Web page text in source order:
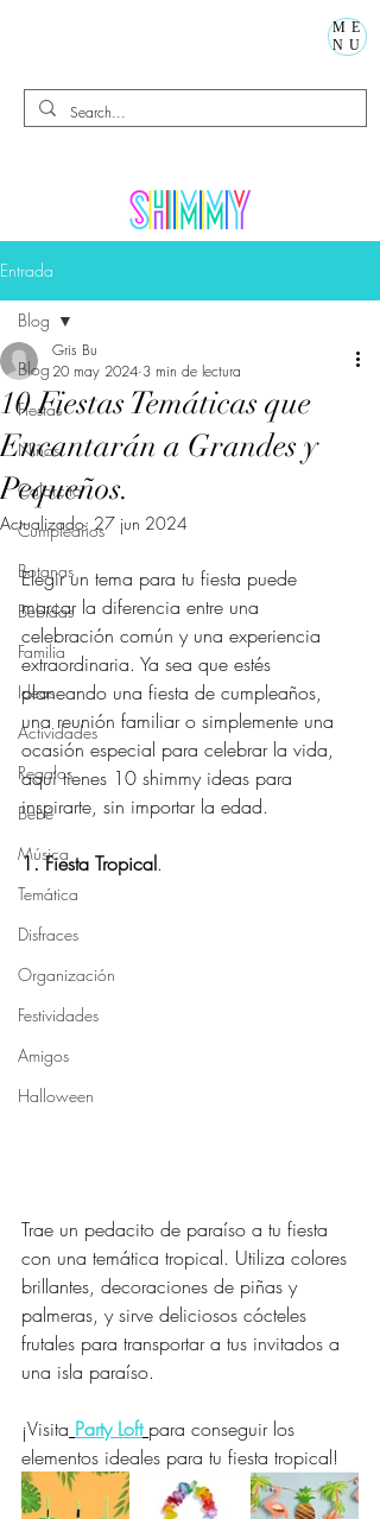
ME
NU
Entrada
Blog
Fiestas
Niños
Calorcito
Cumpleaños
Botanas
Bebidas
Familia
Ideas
Actividades
Regalos
Bebé
Música
Temática
Disfraces
Organización
Festividades
Amigos
Halloween
Blog
10 Fiestas Temáticas que
Encantarán a Grandes y
Pequeños.
Gris Bu
20 may 2024 3 min de lectura
Actualizado: 27 jun 2024
Elegir un tema para tu fiesta puede
marcar la diferencia entre una
celebración común y una experiencia
extraordinaria. Ya sea que estés
planeando una fiesta de cumpleaños,
una reunión familiar o simplemente una
ocasión especial para celebrar la vida,
aquí tienes 10 shimmy ideas para
inspirarte, sin importar la edad.
1. Fiesta Tropical.
Trae un pedacito de paraíso a tu fiesta
con una temática tropical. Utiliza colores
brillantes, decoraciones de piñas y
palmeras, y sirve deliciosos cócteles
frutales para transportar a tus invitados a
una isla paraíso.
¡Visita Party Loft para conseguir los
elementos ideales para tu fiesta tropical!